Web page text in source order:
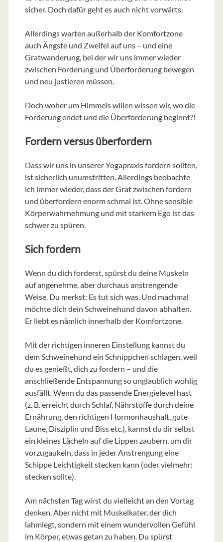
sicher. Doch dafür geht es auch nicht vorwärts.
Allerdings warten außerhalb der Komfortzone
auch Ängste und Zweifel auf uns – und eine
Gratwanderung, bei der wir uns immer wieder
zwischen Forderung und Überforderung bewegen
und neu justieren müssen.
Doch woher um Himmels willen wissen wir, wo die
Forderung endet und die Überforderung beginnt?!
Fordern versus überfordern
Dass wir uns in unserer Yogapraxis fordern sollten,
ist sicherlich unumstritten. Allerdings beobachte
ich immer wieder, dass der Grat zwischen fordern
und überfordern enorm schmal ist. Ohne sensible
Körperwahrnehmung und mit starkem Ego ist das
schwer zu spüren.
Sich fordern
Wenn du dich forderst, spürst du deine Muskeln
auf angenehme, aber durchaus anstrengende
Weise. Du merkst: Es tut sich was. Und machmal
möchte dich dein Schweinehund davon abhalten.
Er liebt es nämlich innerhalb der Komfortzone.
Mit der richtigen inneren Einstellung kannst du
dem Schweinehund ein Schnippchen schlagen, weil
du es genießt, dich zu fordern – und die
anschließende Entspannung so unglaublich wohlig
ausfällt. Wenn du das passende Energielevel hast
(z. B. erreicht durch Schlaf, Nährstoffe durch deine
Ernährung, den richtigen Hormonhaushalt, gute
Laune, Disziplin und Biss etc.), kannst du dir selbst
ein kleines Lächeln auf die Lippen zaubern, um dir
vorzugaukeln, dass in jeder Anstrengung eine
Schippe Leichtigkeit stecken kann (oder vielmehr:
stecken sollte).
Am nächsten Tag wirst du vielleicht an den Vortag
denken. Aber nicht mit Muskelkater, der dich
lahmlegt, sondern mit einem wundervollen Gefühl
im Körper, etwas getan zu haben. Du spürst